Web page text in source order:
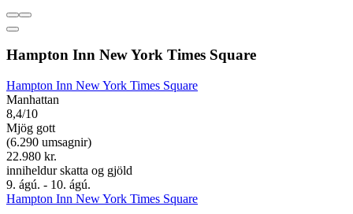
Hampton Inn New York Times Square
Hampton Inn New York Times Square
Manhattan
8,4/10
Mjög gott
(6.290 umsagnir)
22.980 kr.
inniheldur skatta og gjöld
9. ágú. - 10. ágú.
Hampton Inn New York Times Square